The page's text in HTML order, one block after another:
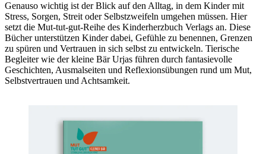
Genauso wichtig ist der Blick auf den Alltag, in dem Kinder mit
Stress, Sorgen, Streit oder Selbstzweifeln umgehen müssen. Hier
setzt die Mut-tut-gut-Reihe des Kinderherzbuch Verlags an. Diese
Bücher unterstützen Kinder dabei, Gefühle zu benennen, Grenzen
zu spüren und Vertrauen in sich selbst zu entwickeln. Tierische
Begleiter wie der kleine Bär Urjas führen durch fantasievolle
Geschichten, Ausmalseiten und Reflexionsübungen rund um Mut,
Selbstvertrauen und Achtsamkeit.